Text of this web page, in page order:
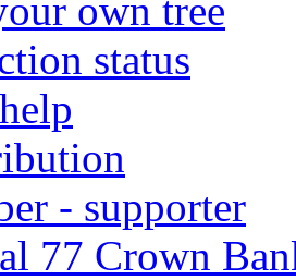
own tree
status
- supporter
77 Crown